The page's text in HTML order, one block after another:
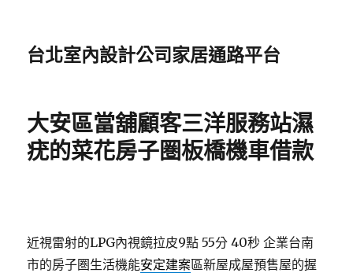
台北室內設計公司家居通路平台
大安區當舖顧客三洋服務站濕
疣的菜花房子圏板橋機車借款
近視雷射的LPG內視鏡拉皮9點 55分 40秒 企業台南
市的房子圏生活機能安定建案區新屋成屋預售屋的握